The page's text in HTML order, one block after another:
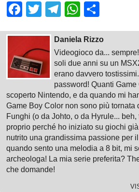
Facebook
TwitterTelegram
Daniela Rizzo
Videogioco da...
soli due anni su un
erano davvero
password! Quanti
scoperto Nintendo, e da quando mi
Game Boy Color non sono più tornata
Funghi (o da Johto, o da Hyrule...
proprio perché ho iniziato su giochi
nutrito una grandissima passione per
quando sento una melodia a 8 bit, mi
archeologa! La mia serie preferita?
che domande!